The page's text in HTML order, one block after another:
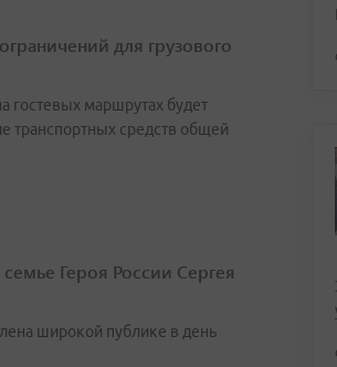
для грузового
гостевых маршрутах будет
транспортных средств общей
Героя России Сергея
широкой публике в день